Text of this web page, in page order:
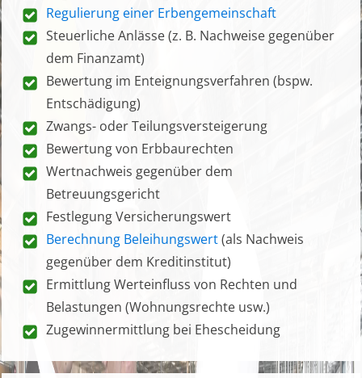
Regulierung einer Erbengemeinschaft
Steuerliche Anlässe (z. B. Nachweise gegenüber
dem Finanzamt)
Bewertung im Enteignungsverfahren (bspw.
Entschädigung)
Zwangs- oder Teilungsversteigerung
Bewertung von Erbbaurechten
Wertnachweis gegenüber dem
Betreuungsgericht
Festlegung Versicherungswert
Berechnung Beleihungswert(als Nachweis
gegenüber dem Kreditinstitut)
Ermittlung Werteinfluss von Rechten und
Belastungen (Wohnungsrechte usw.)
Zugewinnermittlung bei Ehescheidung